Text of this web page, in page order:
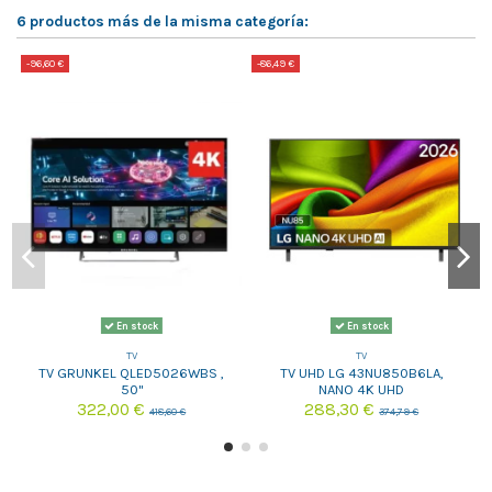
6 productos más de la misma categoría:
-96,60 €
En stock
TV
TV GRUNKEL QLED5026WBS ,
50"
322,00 €418,60 €
-86,49 €
En stock
TV
TV UHD LG 43NU850B6LA,
NANO 4K UHD
288,30 €374,79 €